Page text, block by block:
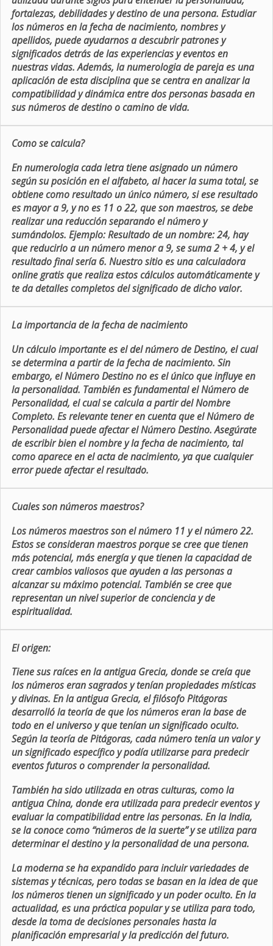
fortalezas, debilidades y destino de una persona. Estudiar
los números en la fecha de nacimiento, nombres y
apellidos, puede ayudarnos a descubrir patrones y
significados detrás de las experiencias y eventos en
nuestras vidas. Además, la numerologia de pareja es una
aplicación de esta disciplina que se centra en analizar la
compatibilidad y dinámica entre dos personas basada en
sus números de destino o camino de vida.
Como se calcula?
En numerologia cada letra tiene asignado un número
según su posición en el alfabeto, al hacer la suma total, se
obtiene como resultado un único número, si ese resultado
es mayor a 9, y no es 11 o 22, que son maestros, se debe
realizar una reducción separando el número y
sumándolos. Ejemplo: Resultado de un nombre: 24, hay
que reducirlo a un número menor a 9, se suma 2 + 4, y el
resultado final sería 6. Nuestro sitio es una calculadora
online gratis que realiza estos cálculos automáticamente y
te da detalles completos del significado de dicho valor.
La importancia de la fecha de nacimiento
Un cálculo importante es el del número de Destino, el cual
se determina a partir de la fecha de nacimiento. Sin
embargo, el Número Destino no es el único que influye en
la personalidad. También es fundamental el Número de
Personalidad, el cual se calcula a partir del Nombre
Completo. Es relevante tener en cuenta que el Número de
Personalidad puede afectar el Número Destino. Asegúrate
de escribir bien el nombre y la fecha de nacimiento, tal
como aparece en el acta de nacimiento, ya que cualquier
error puede afectar el resultado.
Cuales son números maestros?
Los números maestros son el número 11 y el número 22.
Estos se consideran maestros porque se cree que tienen
más potencial, más energía y que tienen la capacidad de
crear cambios valiosos que ayuden a las personas a
alcanzar su máximo potencial. También se cree que
representan un nivel superior de conciencia y de
espiritualidad.
El origen:
Tiene sus raíces en la antigua Grecia, donde se creía que
los números eran sagrados y tenían propiedades místicas
y divinas. En la antigua Grecia, el filósofo Pitágoras
desarrolló la teoría de que los números eran la base de
todo en el universo y que tenían un significado oculto.
Según la teoría de Pitágoras, cada número tenía un valor y
un significado específico y podía utilizarse para predecir
eventos futuros o comprender la personalidad.
También ha sido utilizada en otras culturas, como la
antigua China, donde era utilizada para predecir eventos y
evaluar la compatibilidad entre las personas. En la India,
se la conoce como “números de la suerte” y se utiliza para
determinar el destino y la personalidad de una persona.
La moderna se ha expandido para incluir variedades de
sistemas y técnicas, pero todas se basan en la idea de que
los números tienen un significado y un poder oculto. En la
actualidad, es una práctica popular y se utiliza para todo,
desde la toma de decisiones personales hasta la
planificación empresarial y la predicción del futuro.